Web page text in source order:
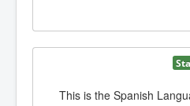
This is the Spanish